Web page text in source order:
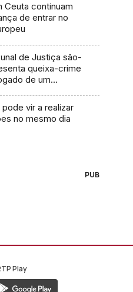
Ceuta continuam
de entrar no
de Justiça são-
queixa-crime
de um
vir a realizar
no mesmo dia
PUB
Play